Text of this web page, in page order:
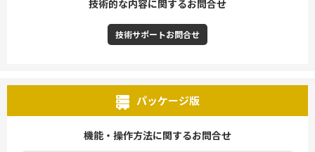
技術的な内容に関するお問合せ
技術サポートお問合せ
パッケージ版
機能・操作方法に関するお問合せ